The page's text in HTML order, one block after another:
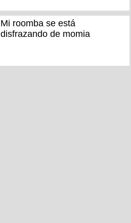
Mi roomba se está
disfrazando de momia